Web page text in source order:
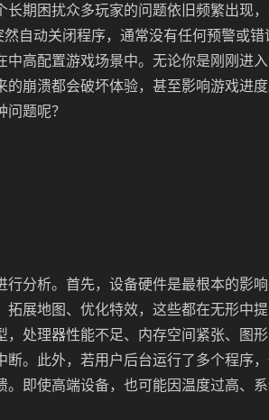
期困扰众多玩家的问题依旧频繁出现
自动关闭程序，通常没有任何预警或
高配置游戏场景中。无论你是刚刚进
崩溃都会破坏体验，甚至影响游戏进
题呢？
分析。首先，设备硬件是最根本的影
展地图、优化特效，这些都在无形中
处理器性能不足、内存空间紧张、图形
。此外，若用户后台运行了多个程序
即使高端设备，也可能因温度过高、